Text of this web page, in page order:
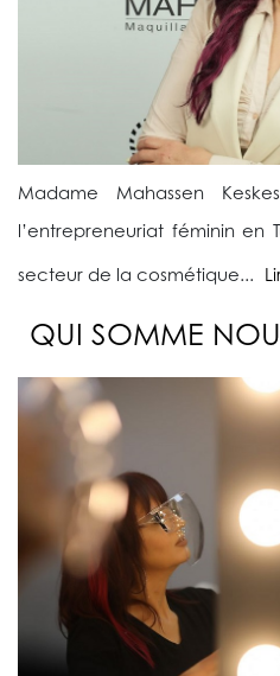
Madame Mahassen
l’entrepreneuriat féminin en
secteur de la cosmétique...
QUI SOMME